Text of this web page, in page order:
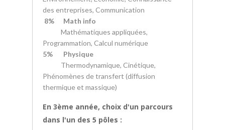
des entreprises, Communication
8% Math info
Mathématiques appliquées,
Programmation, Calcul numérique
5% Physique
Thermodynamique, Cinétique,
Phénomènes de transfert (diffusion
thermique et massique)
En 3ème année, choix d'un parcours
dans l'un des 5 pôles :